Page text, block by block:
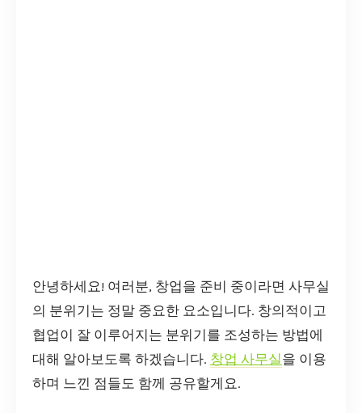
안녕하세요! 여러분, 창업을 준비 중이라면 사무실
의 분위기는 정말 중요한 요소입니다. 창의적이고
협업이 잘 이루어지는 분위기를 조성하는 방법에
대해 알아보도록 하겠습니다. 창업 사무실을 이용
하며 느낀 점들도 함께 공유할게요.